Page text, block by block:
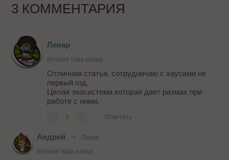
3 КОММЕНТАРИЯ
Ленар
больше года назад
Отличная статья, сотрудничаю с хаусами не
первый год.
Целая экосистема которая дает размах при
работе с ними.
1 Ответить
Андрей
Ленар
больше года назад